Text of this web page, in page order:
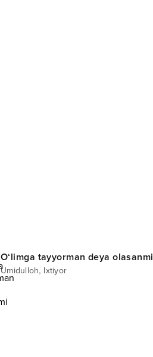
O‘limga tayyorman deya olasanmi
Umidulloh, Ixtiyor